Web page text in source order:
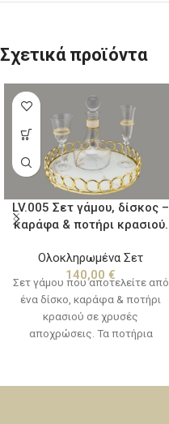
Σχετικά προϊόντα
LV.005 Σετ γάμου, δίσκος –
καράφα & ποτήρι κρασιού.
Ολοκληρωμένα Σετ
140,00 €
Σετ γάμου που αποτελείτε από
ένα δίσκο, καράφα & ποτήρι
κρασιού σε χρυσές
αποχρώσεις. Τα ποτήρια
"καράφες - ποτήρια".